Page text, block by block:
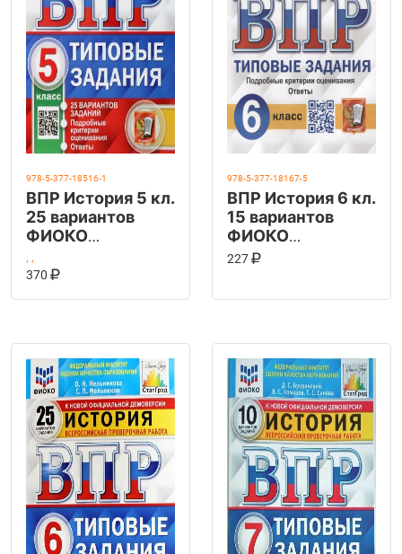
978-5-377-18516-1
ВПР История 5 кл.
25 вариантов
ФИОКО
ФГОС (Экзамен)
, ,
370
В КОРЗИНУ
978-5-377-18167-5
ВПР История 6 кл.
15 вариантов
ФИОКО
СТАТГРАД ФГОС
227
В КОРЗИНУ